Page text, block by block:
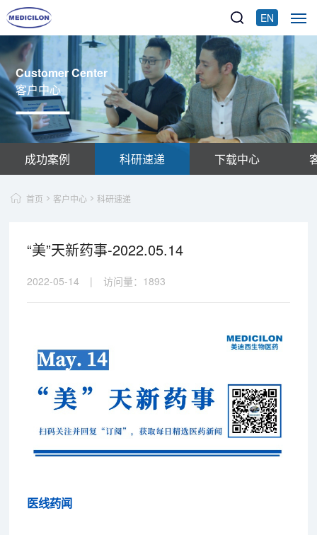
EN
Customer Center
客户中心
成功案例 科研速递 下载中心
首页 客户中心 科研速递
“美”天新药事-2022.05.14
2022-05-14 | 访问量： 1893
医线药闻